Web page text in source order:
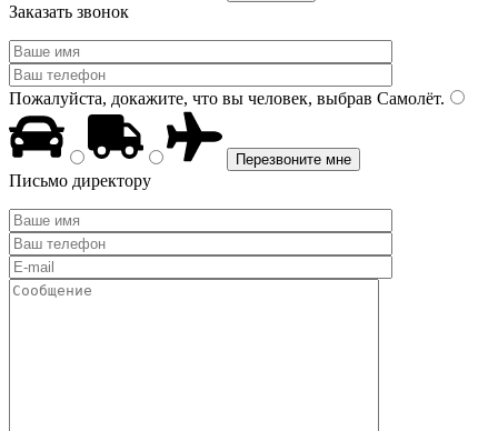
Заказать звонок
Пожалуйста, докажите, что вы человек, выбрав Самолёт.
Письмо директору